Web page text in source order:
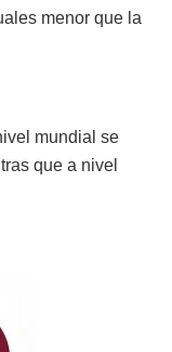
menor que la
mundial se
que a nivel